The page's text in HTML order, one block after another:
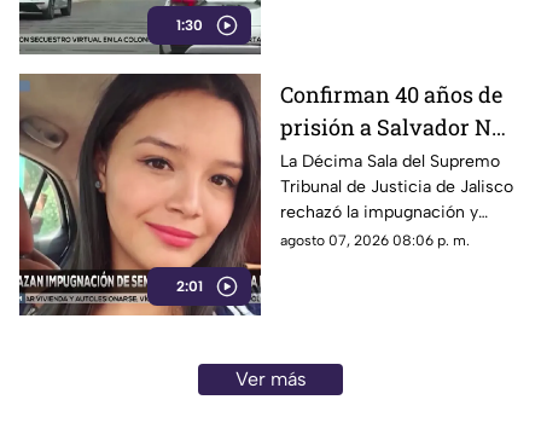
1:30
2:01
Confirman 40 años de
prisión a Salvador N
por el feminicidio de
Isis Urteaga
La Décima Sala del Supremo
Tribunal de Justicia de Jalisco
rechazó la impugnación y
confirmó la sentencia contra
agosto 07, 2026 08:06 p. m.
Ver más